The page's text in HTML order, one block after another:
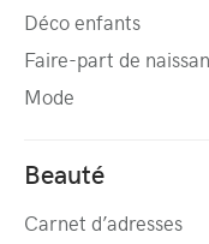
Déco enfants
Faire-part de
Mode
Beauté
Carnet d’adresses